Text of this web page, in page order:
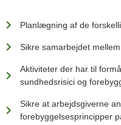
Planlægning af de
Sikre samarbejdet
Aktiviteter der har til
sundhedsrisici og
Sikre at arbejdsgiverne
forebyggelsesprincipper